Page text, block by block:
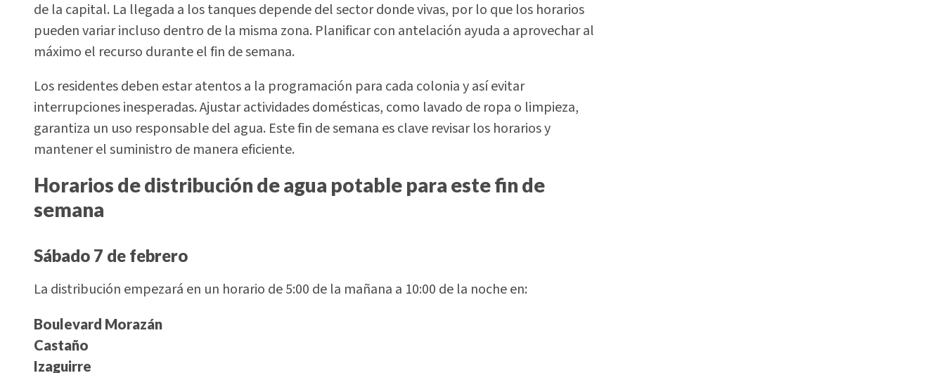
de la capital. La llegada a los tanques depende del sector donde vivas, por lo que los horarios
pueden variar incluso dentro de la misma zona. Planificar con antelación ayuda a aprovechar al
máximo el recurso durante el fin de semana.
Los residentes deben estar atentos a la programación para cada colonia y así evitar
interrupciones inesperadas. Ajustar actividades domésticas, como lavado de ropa o limpieza,
garantiza un uso responsable del agua. Este fin de semana es clave revisar los horarios y
mantener el suministro de manera eficiente.
Horarios de distribución de agua potable para este fin de
semana
Sábado 7 de febrero
La distribución empezará en un horario de 5:00 de la mañana a 10:00 de la noche en:
Boulevard Morazán
Castaño
Izaguirre